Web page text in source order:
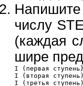
числу
(каждая
шире
I (первая
I (вторая